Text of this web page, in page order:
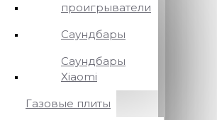
проигрыватели
Саундбары
Саундбары
Xiaomi
Газовые плиты